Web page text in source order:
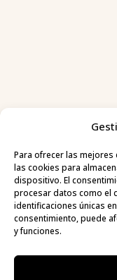
Para ofrecer las
las cookies para
dispositivo. El
procesar datos como el
identificaciones únicas
consentimiento, puede
y funciones.
 C/
PROGRAMA KIT
FONDOS NEXT